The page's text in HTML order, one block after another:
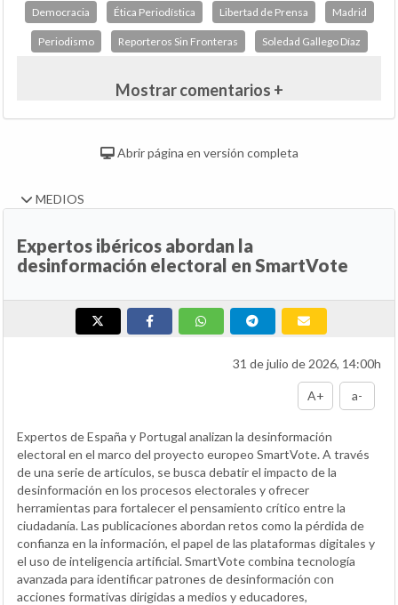
Democracia Ética Periodística Libertad de Prensa Madrid
Periodismo Reporteros Sin Fronteras Soledad Gallego Díaz
Mostrar comentarios +
Abrir página en versión completa
MEDIOS
Expertos ibéricos abordan la
desinformación electoral en SmartVote
31 de julio de 2026, 14:00h
A+ a-
Expertos de España y Portugal analizan la desinformación
electoral en el marco del proyecto europeo SmartVote. A través
de una serie de artículos, se busca debatir el impacto de la
desinformación en los procesos electorales y ofrecer
herramientas para fortalecer el pensamiento crítico entre la
ciudadanía. Las publicaciones abordan retos como la pérdida de
confianza en la información, el papel de las plataformas digitales y
el uso de inteligencia artificial. SmartVote combina tecnología
avanzada para identificar patrones de desinformación con
acciones formativas dirigidas a medios y educadores,